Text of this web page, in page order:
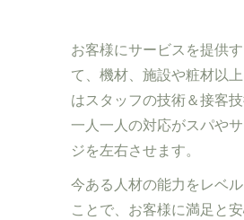
お客様にサービスを提供
て、機材、施設や粧材以
はスタッフの技術＆接客
一人一人の対応がスパや
ジを左右させます。
今ある人材の能力をレベ
ことで、お客様に満足と